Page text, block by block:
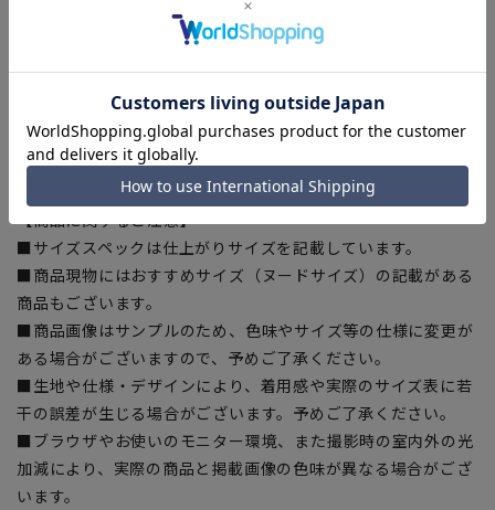
裾上げテープ:SUSOTAPE010
※こちらの商品は在庫切れの場合がございます。
【商品に関するご注意】
■サイズスペックは仕上がりサイズを記載しています。
■商品現物にはおすすめサイズ（ヌードサイズ）の記載がある
商品もございます。
■商品画像はサンプルのため、色味やサイズ等の仕様に変更が
ある場合がございますので、予めご了承ください。
■生地や仕様・デザインにより、着用感や実際のサイズ表に若
干の誤差が生じる場合がございます。予めご了承ください。
■ブラウザやお使いのモニター環境、また撮影時の室内外の光
加減により、実際の商品と掲載画像の色味が異なる場合がござ
います。